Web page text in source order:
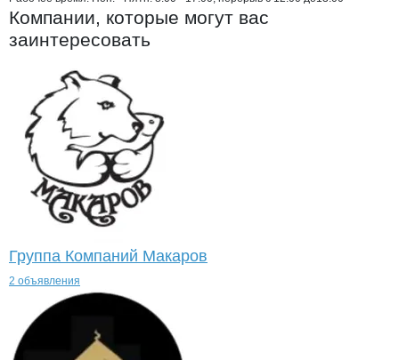
Компании, которые могут вас
заинтересовать
Группа Компаний Макаров
2 объявления